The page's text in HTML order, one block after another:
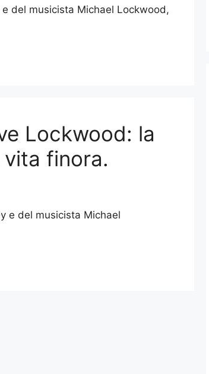
del musicista Michael Lockwood,
Lockwood: la
finora.
e del musicista Michael